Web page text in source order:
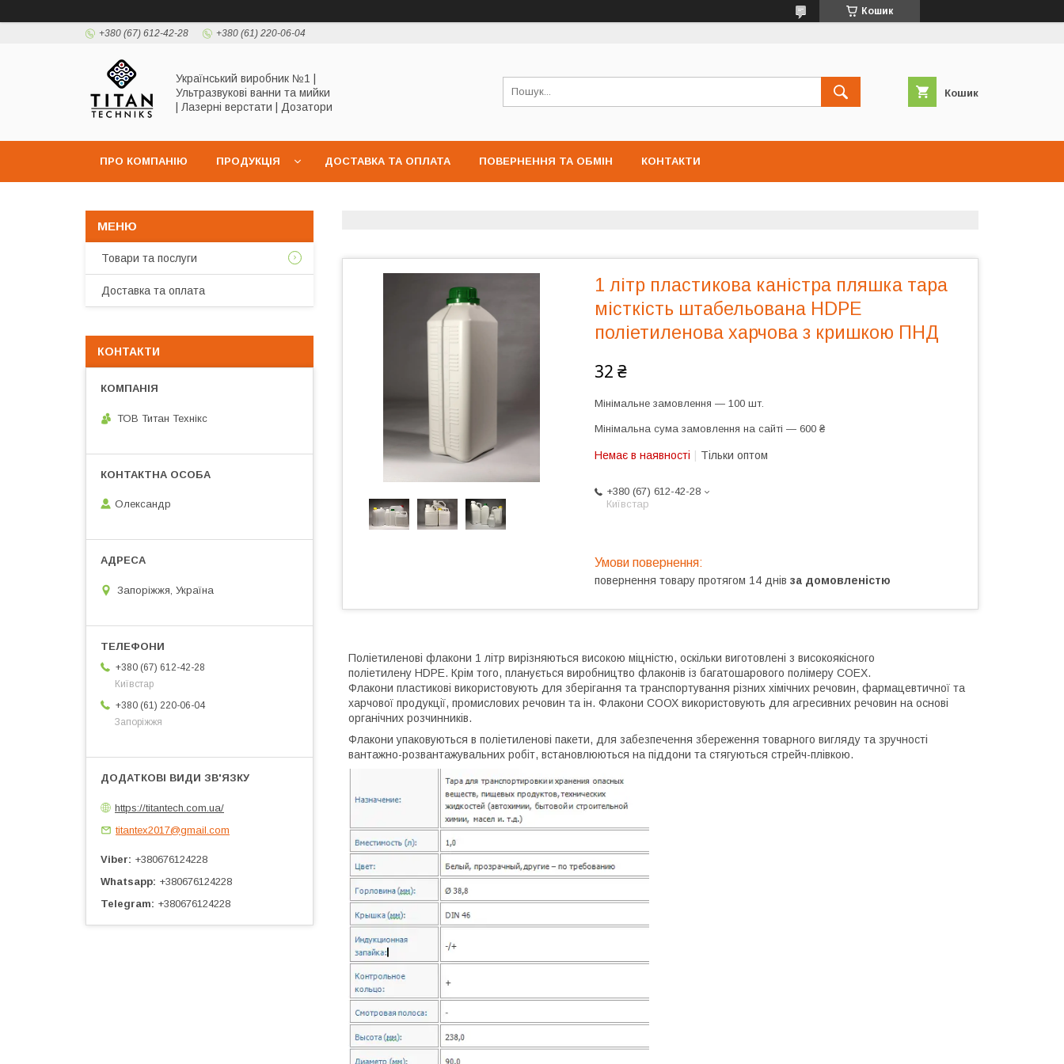
Кошик
+380 (67) 612-42-28 +380 (61) 220-06-04
Український виробник №1 |
Ультразвукові ванни та мийки
| Лазерні верстати | Дозатори
Кошик
ПРО КОМПАНІЮ ПРОДУКЦІЯ ДОСТАВКА ТА ОПЛАТА ПОВЕРНЕННЯ ТА ОБМІН КОНТАКТИ
1 літр пластикова каністра пляшка тара
місткість штабельована HDPE
поліетиленова харчова з кришкою ПНД
32 ₴
Мінімальне замовлення — 100 шт.
Мінімальна сума замовлення на сайті — 600 ₴
Немає в наявності Тільки оптом
+380 (67) 612-42-28
Київстар
повернення товару протягом 14 днів за домовленістю
Поліетиленові флакони 1 літр вирізняються високою міцністю, оскільки виготовлені з високоякісного
поліетилену HDPE. Крім того, планується виробництво флаконів із багатошарового полімеру СОЕХ.
Флакони пластикові використовують для зберігання та транспортування різних хімічних речовин, фармацевтичної та
харчової продукції, промислових речовин та ін. Флакони СООХ використовують для агресивних речовин на основі
органічних розчинників.
Флакони упаковуються в поліетиленові пакети, для забезпечення збереження товарного вигляду та зручності
вантажно-розвантажувальних робіт, встановлюються на піддони та стягуються стрейч-плівкою.
Товари та послуги
Доставка та оплата
КОНТАКТИ
ТОВ Титан Технікс
Олександр
Запоріжжя, Україна
+380 (67) 612-42-28
Київстар
+380 (61) 220-06-04
Запоріжжя
https://titantech.com.ua/
titantex2017@gmail.com
Viber
+380676124228
Whatsapp +380676124228
Telegram
+380676124228